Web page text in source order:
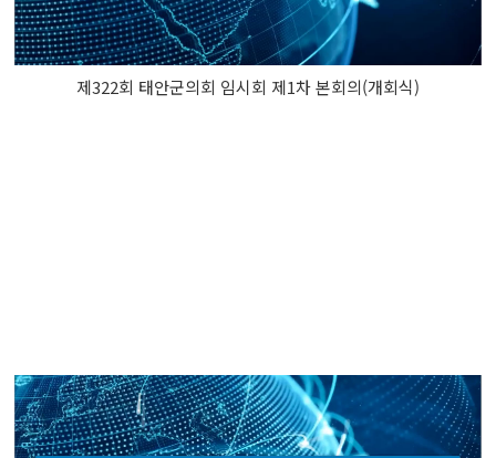
제322회 태안군의회 임시회 제1차 본회의(개회식)